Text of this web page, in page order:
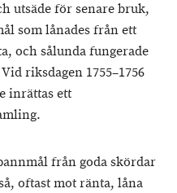
utsäde för senare bruk,
som lånades från ett
och sålunda fungerade
riksdagen 1755–1756
inrättas ett
från goda skördar
oftast mot ränta, låna